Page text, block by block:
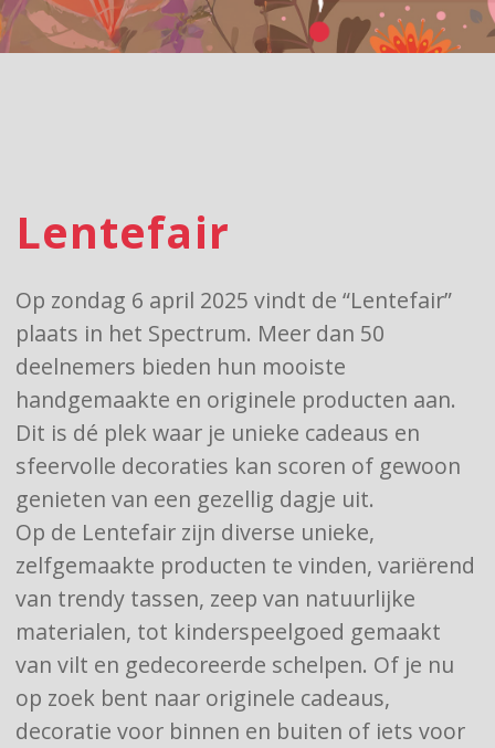
Lentefair
Op zondag 6 april 2025 vindt de “Lentefair”
plaats in het Spectrum. Meer dan 50
deelnemers bieden hun mooiste
handgemaakte en originele producten aan.
Dit is dé plek waar je unieke cadeaus en
sfeervolle decoraties kan scoren of gewoon
genieten van een gezellig dagje uit.
Op de Lentefair zijn diverse unieke,
zelfgemaakte producten te vinden, variërend
van trendy tassen, zeep van natuurlijke
materialen, tot kinderspeelgoed gemaakt
van vilt en gedecoreerde schelpen. Of je nu
op zoek bent naar originele cadeaus,
decoratie voor binnen en buiten of iets voor